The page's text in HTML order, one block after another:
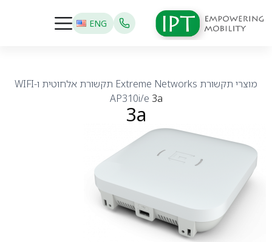
ENG
מוצרי תקשורת Extreme Networks תקשורת אלחוטית ו-WIFI
AP310i/e 3a
3a